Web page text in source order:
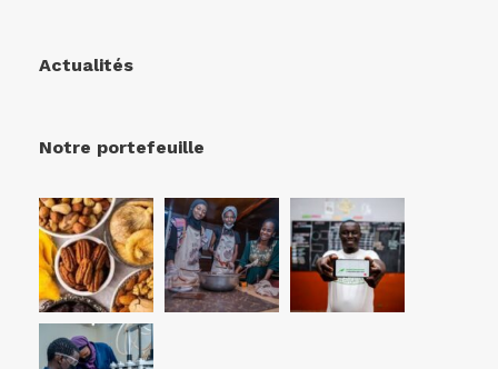
Actualités
Notre portefeuille